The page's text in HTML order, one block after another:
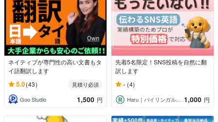
ネイティブが専門性の高い文書もタ
イ語翻訳します
5.0(43)
見積り必須
Goo Studio
1,500 円
先着5名限定！SNS投稿を自然に翻
訳します
- (4)
Haru｜バイリンガル翻訳サポート 1,000 円